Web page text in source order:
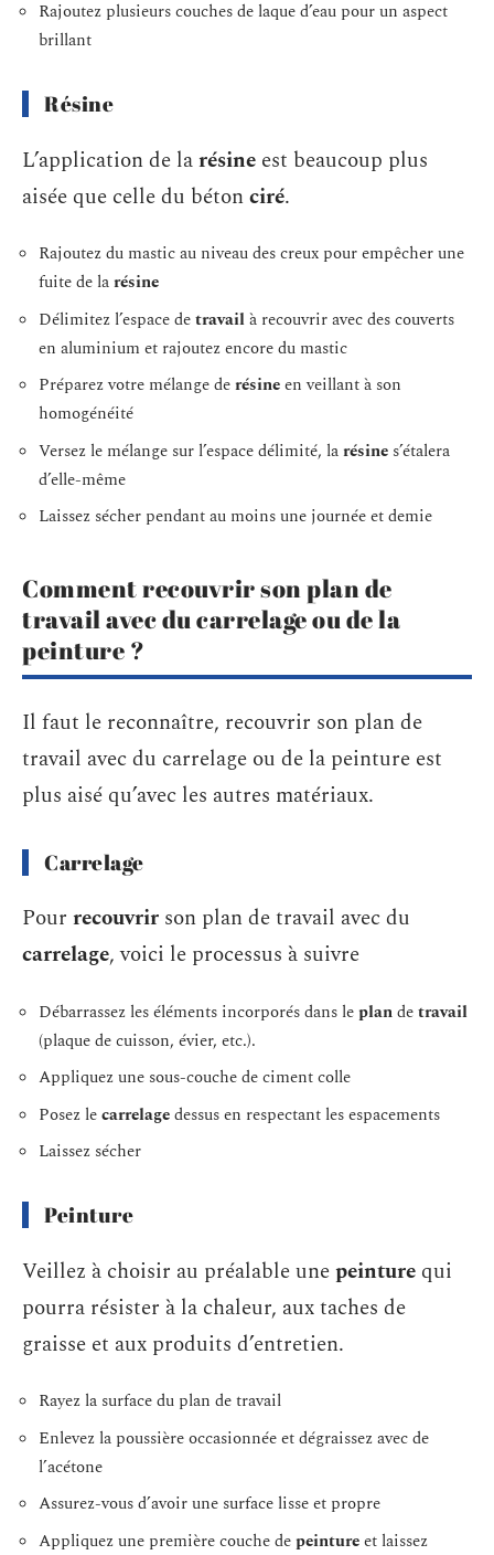
Rajoutez plusieurs couches de laque d’eau pour un aspect
brillant
Résine
L’application de larésine est beaucoup plus
aisée que celle du bétonciré.
Rajoutez du mastic au niveau des creux pour empêcher une
fuite de larésine
Délimitez l’espace detravailà recouvrir avec des couverts
en aluminium et rajoutez encore du mastic
Préparez votre mélange derésineen veillant à son
homogénéité
Versez le mélange sur l’espace délimité, larésine s’étalera
d’elle-même
Laissez sécher pendant au moins une journée et demie
Comment recouvrir son plan de
travail avec du carrelage ou de la
peinture ?
Il faut le reconnaître, recouvrir son plan de
travail avec du carrelage ou de la peinture est
plus aisé qu’avec les autres matériaux.
Carrelage
Pour recouvrir son plan de travail avec du
carrelage, voici le processus à suivre
Débarrassez les éléments incorporés dans leplandetravail
(plaque de cuisson, évier, etc.).
Appliquez une sous-couche de ciment colle
Posez lecarrelagedessus en respectant les espacements
Laissez sécher
Peinture
Veillez à choisir au préalable unepeinture qui
pourra résister à la chaleur, aux taches de
graisse et aux produits d’entretien.
Rayez la surface du plan de travail
Enlevez la poussière occasionnée et dégraissez avec de
l’acétone
Assurez-vous d’avoir une surface lisse et propre
Appliquez une première couche depeintureet laissez